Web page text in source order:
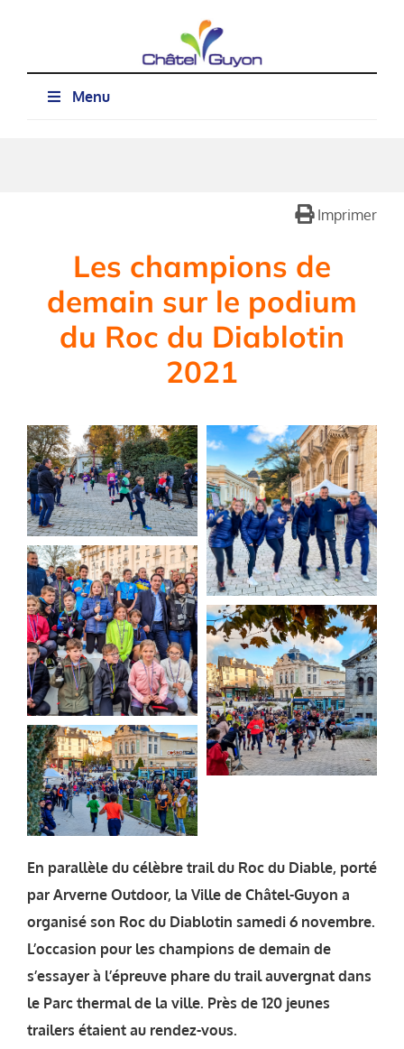
Menu
Imprimer
Les champions de
demain sur le podium
du Roc du Diablotin
2021
En parallèle du célèbre trail du Roc du Diable, porté
par Arverne Outdoor, la Ville de Châtel-Guyon a
organisé son Roc du Diablotin samedi 6 novembre.
L’occasion pour les champions de demain de
s’essayer à l’épreuve phare du trail auvergnat dans
le Parc thermal de la ville. Près de 120 jeunes
trailers étaient au rendez-vous.